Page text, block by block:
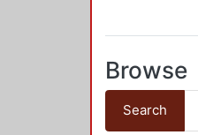
Browse
Search